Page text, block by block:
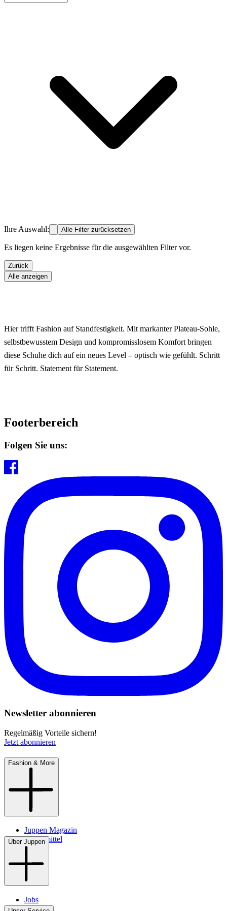
Ihre Auswahl: Alle Filter zurücksetzen
Es liegen keine Ergebnisse für die ausgewählten Filter vor.
Zurück
Alle anzeigen
Hier trifft Fashion auf Standfestigkeit. Mit markanter Plateau-Sohle,
selbstbewusstem Design und kompromisslosem Komfort bringen
diese Schuhe dich auf ein neues Level – optisch wie gefühlt. Schritt
für Schritt. Statement für Statement.
Footerbereich
Folgen Sie uns:
Newsletter abonnieren
Regelmäßig Vorteile sichern!
Jetzt abonnieren
Fashion & More
Juppen Magazin
Pflegemittel
Über Juppen
Jobs
Filialen